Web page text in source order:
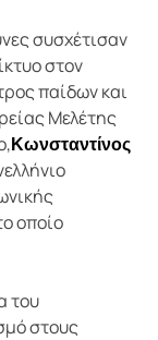
συσχέτισαν
στον
παίδων και
Μελέτης
Κωνσταντίνος
οποίο
του
στους